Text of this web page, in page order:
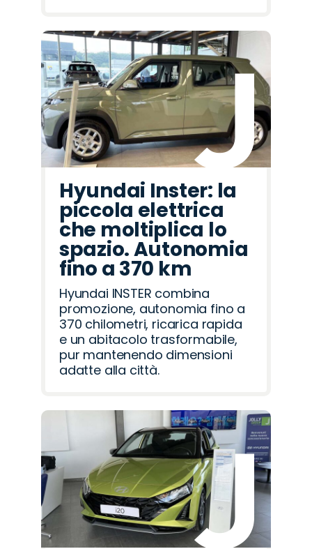
Hyundai Inster: la
piccola elettrica
che moltiplica lo
spazio. Autonomia
fino a 370 km
Hyundai INSTER combina
promozione, autonomia fino a
370 chilometri, ricarica rapida
e un abitacolo trasformabile,
pur mantenendo dimensioni
adatte alla città.